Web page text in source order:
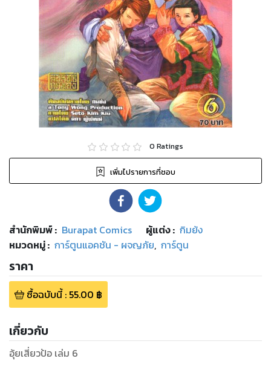
0 Ratings
เพิ่มไปรายการที่ชอบ
สำนักพิมพ์: Burapat Comics ผู้แต่ง : กิมย้ง
หมวดหมู่: การ์ตูนแอคชัน - ผจญภัย, การ์ตูน
ราคา
ซื้อฉบับนี้: 55.00 ฿
เกี่ยวกับ
อุ้ยเสี่ยวป้อ เล่ม 6